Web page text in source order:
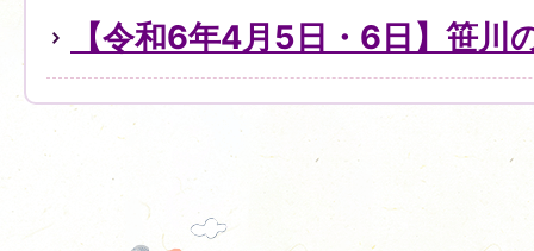
【令和6年4月5日・6日】笹川